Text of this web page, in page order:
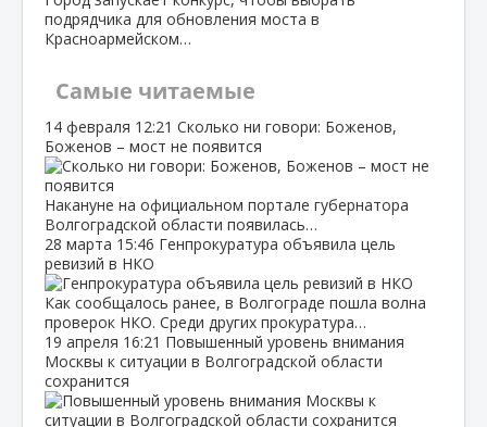
подрядчика для обновления моста в
Красноармейском…
Самые читаемые
14 февраля 12:21 Сколько ни говори: Боженов,
Боженов – мост не появится
Накануне на официальном портале губернатора
Волгоградской области появилась…
28 марта 15:46 Генпрокуратура объявила цель
ревизий в НКО
Как сообщалось ранее, в Волгограде пошла волна
проверок НКО. Среди других прокуратура…
19 апреля 16:21 Повышенный уровень внимания
Москвы к ситуации в Волгоградской области
сохранится